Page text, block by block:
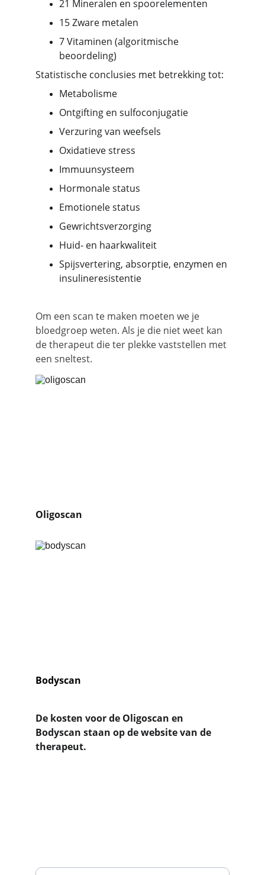
21 Mineralen en spoorelementen
15 Zware metalen
7 Vitaminen (algoritmische
beoordeling)
Statistische conclusies met betrekking tot:
Metabolisme
Ontgifting en sulfoconjugatie
Verzuring van weefsels
Oxidatieve stress
Immuunsysteem
Hormonale status
Emotionele status
Gewrichtsverzorging
Huid- en haarkwaliteit
Spijsvertering, absorptie, enzymen en
insulineresistentie
Om een scan te maken moeten we je
bloedgroep weten. Als je die niet weet kan
de therapeut die ter plekke vaststellen met
een sneltest.
Oligoscan
Bodyscan
De kosten voor de Oligoscan en
Bodyscan staan op de website van de
therapeut.